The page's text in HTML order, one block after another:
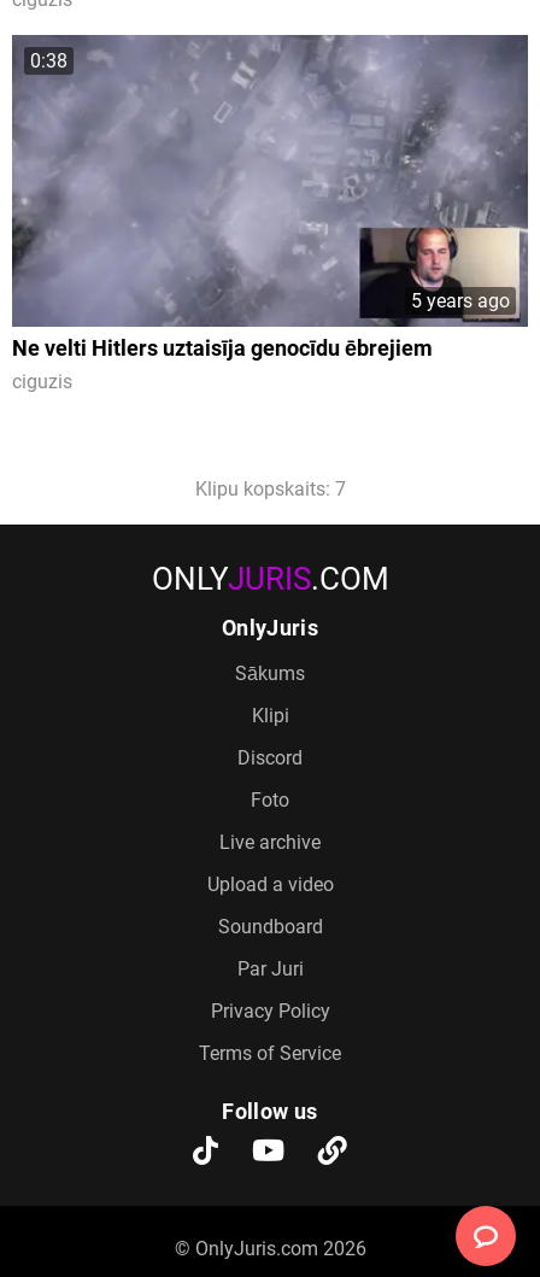
0:38
5 years ago
Ne velti Hitlers uztaisīja genocīdu ēbrejiem
ciguzis
Klipu kopskaits: 7
ONLYJURIS.COM
OnlyJuris
Sākums
Klipi
Discord
Foto
Live archive
Upload a video
Soundboard
Par Juri
Privacy Policy
Terms of Service
Follow us
© OnlyJuris.com 2026